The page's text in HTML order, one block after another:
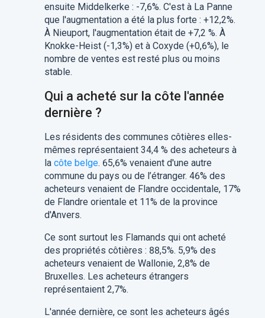
ensuite Middelkerke : -7,6%. C'est à La Panne
que l'augmentation a été la plus forte : +12,2%.
À Nieuport, l'augmentation était de +7,2 %. À
Knokke-Heist (-1,3%) et à Coxyde (+0,6%), le
nombre de ventes est resté plus ou moins
stable.
Qui a acheté sur la côte l'année
dernière ?
Les résidents des communes côtières elles-
mêmes représentaient 34,4 % des acheteurs à
la côte belge. 65,6% venaient d'une autre
commune du pays ou de l’étranger. 46% des
acheteurs venaient de Flandre occidentale, 17%
de Flandre orientale et 11% de la province
d'Anvers.
Ce sont surtout les Flamands qui ont acheté
des propriétés côtières : 88,5%. 5,9% des
acheteurs venaient de Wallonie, 2,8% de
Bruxelles. Les acheteurs étrangers
représentaient 2,7%.
L'année dernière, ce sont les acheteurs âgés